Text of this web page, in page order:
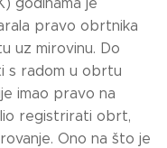
pravo obrtnika
uz mirovinu. Do
s radom u obrtu
imao pravo na
registrirati obrt,
Ono na što je